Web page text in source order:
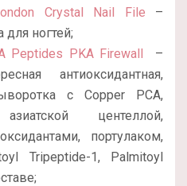
Crystal Nail File –
для ногтей;
Peptides PKA Firewall –
антиоксидантная,
с Copper PCA,
центеллой,
портулаком,
Tripeptide-1, Palmitoyl